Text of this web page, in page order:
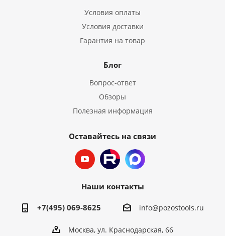
Условия оплаты
Условия доставки
Гарантия на товар
Блог
Вопрос-ответ
Обзоры
Полезная информация
Оставайтесь на связи
Наши контакты
+7(495) 069-8625 info@pozostools.ru
Москва, ул. Краснодарская, 66